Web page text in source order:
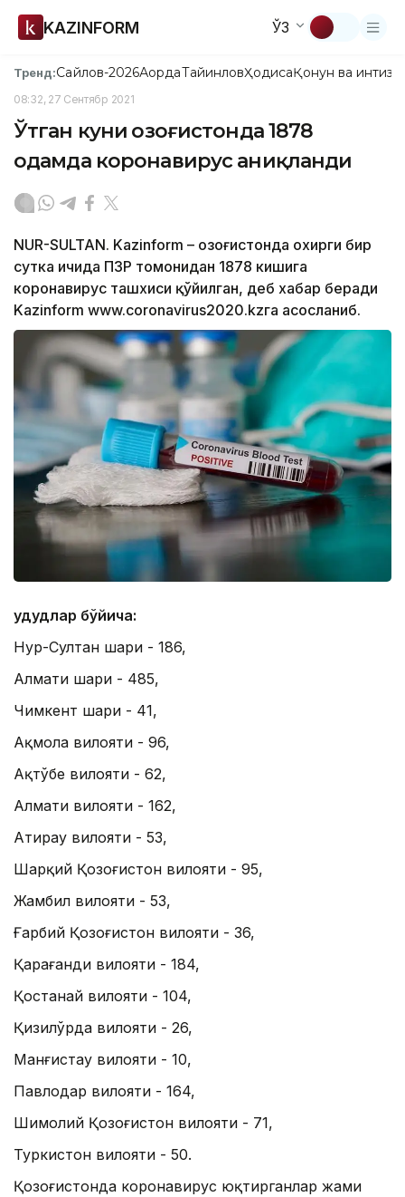
KAZINFORM ЎЗ
Тренд:Сайлов-2026АқордаТайинловҲодисаҚонун ва
08:32, 27 Сентябр 2021
Ўтган куни Қозоғистонда 1878
одамда коронавирус аниқланди
NUR-SULTAN. Kazinform – Қозоғистонда охирги бир
сутка ичида ПЗР томонидан 1878 кишига
коронавирус ташхиси қўйилган, деб хабар беради
Kazinform www.coronavirus2020.kzга асосланиб.
Ҳудудлар бўйича:
Нур-Султан шаҳри - 186,
Алмати шаҳри - 485,
Чимкент шаҳри - 41,
Ақмола вилояти - 96,
Ақтўбе вилояти - 62,
Алмати вилояти - 162,
Атирау вилояти - 53,
Шарқий Қозоғистон вилояти - 95,
Жамбил вилояти - 53,
Ғарбий Қозоғистон вилояти - 36,
Қарағанди вилояти - 184,
Қостанай вилояти - 104,
Қизилўрда вилояти - 26,
Манғистау вилояти - 10,
Павлодар вилояти - 164,
Шимолий Қозоғистон вилояти - 71,
Туркистон вилояти - 50.
Қозоғистонда коронавирус юқтирганлар жами